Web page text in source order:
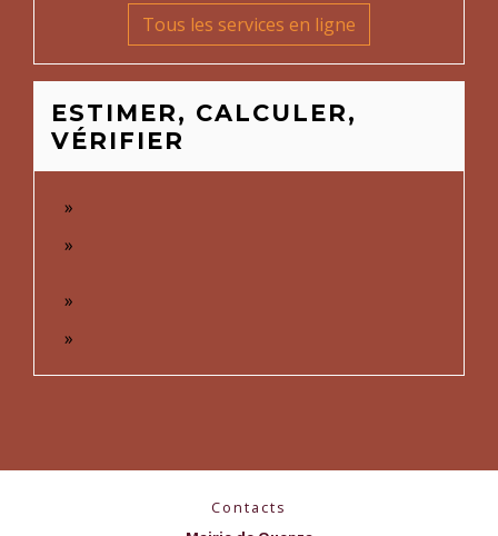
Tous les services en ligne
ESTIMER, CALCULER,
VÉRIFIER
Contacts